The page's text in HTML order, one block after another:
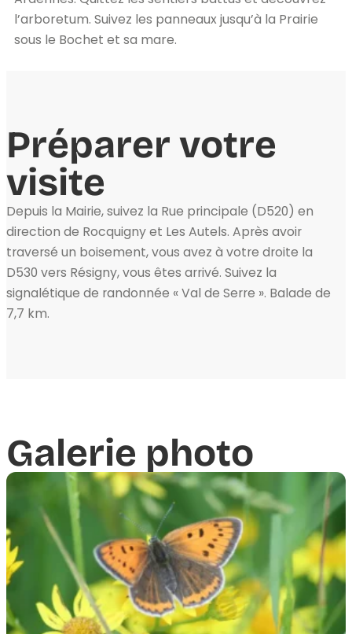
l’arboretum. Suivez les panneaux jusqu’à la Prairie
sous le Bochet et sa mare.
Préparer votre
visite
Depuis la Mairie, suivez la Rue principale (D520) en
direction de Rocquigny et Les Autels. Après avoir
traversé un boisement, vous avez à votre droite la
D530 vers Résigny, vous êtes arrivé. Suivez la
signalétique de randonnée « Val de Serre ». Balade de
7,7 km.
Galerie photo